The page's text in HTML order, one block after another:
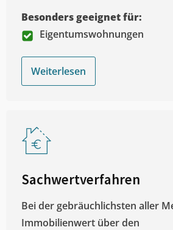
Besonders geeignet für:
Eigentumswohnungen
Weiterlesen
Sachwertverfahren
Bei der gebräuchlichsten aller
Immobilienwert über den